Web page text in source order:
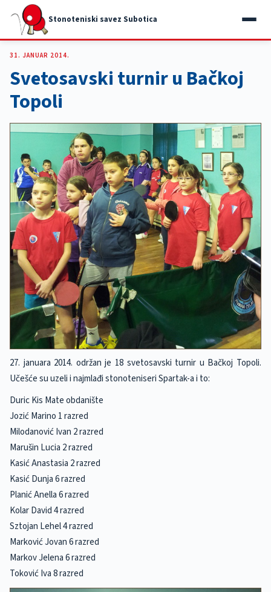
Stonoteniski savez Subotica
31. JANUAR 2014.
Svetosavski turnir u Bačkoj
Topoli
27. januara 2014. održan je 18 svetosavski turnir u Bačkoj Topoli.
Učešće su uzeli i najmlađi stonoteniseri Spartak-a i to:
Duric Kis Mate obdanište
Jozić Marino 1 razred
Milodanović Ivan 2 razred
Marušin Lucia 2 razred
Kasić Anastasia 2 razred
Kasić Dunja 6 razred
Planić Anella 6 razred
Kolar David 4 razred
Sztojan Lehel 4 razred
Marković Jovan 6 razred
Markov Jelena 6 razred
Toković Iva 8 razred